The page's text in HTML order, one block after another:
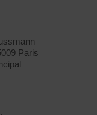
Paris